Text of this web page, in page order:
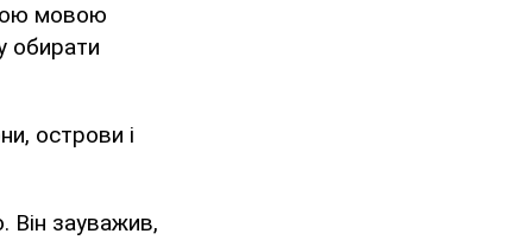
мовою
обирати
острови і
Він зауважив,